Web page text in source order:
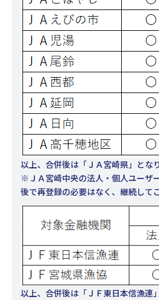
以上、合併後は「ＪＡ宮崎県」となり
※ＪＡ宮崎中央の法人・個人ユーザ
後で再登録の必要はなく、継続して
以上、合併後は「ＪＦ東日本信漁連